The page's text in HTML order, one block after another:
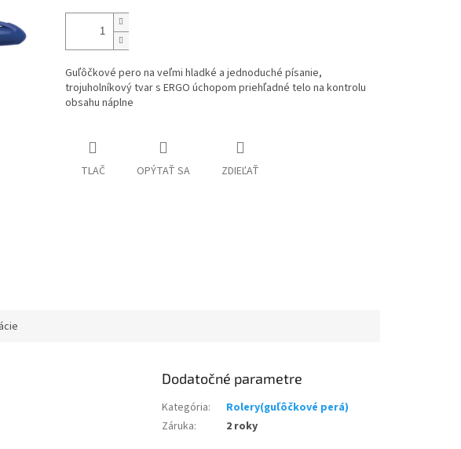
Guľôčkové pero na veľmi hladké a jednoduché písanie,
trojuholníkový tvar s ERGO úchopom priehľadné telo na kontrolu
obsahu náplne
TLAČ OPÝTAŤ SA ZDIEĽAŤ
Dodatočné parametre
Kategória:
Rolery(guľôčkové perá)
Záruka: 2 roky